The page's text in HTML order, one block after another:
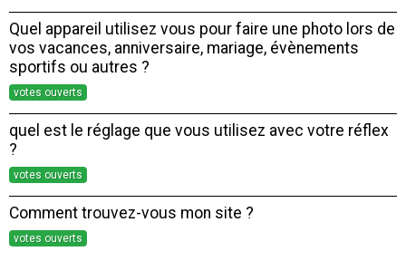
Quel appareil utilisez vous pour faire une photo lors de
vos vacances, anniversaire, mariage, évènements
sportifs ou autres ?
votes ouverts
quel est le réglage que vous utilisez avec votre réflex
?
votes ouverts
Comment trouvez-vous mon site ?
votes ouverts